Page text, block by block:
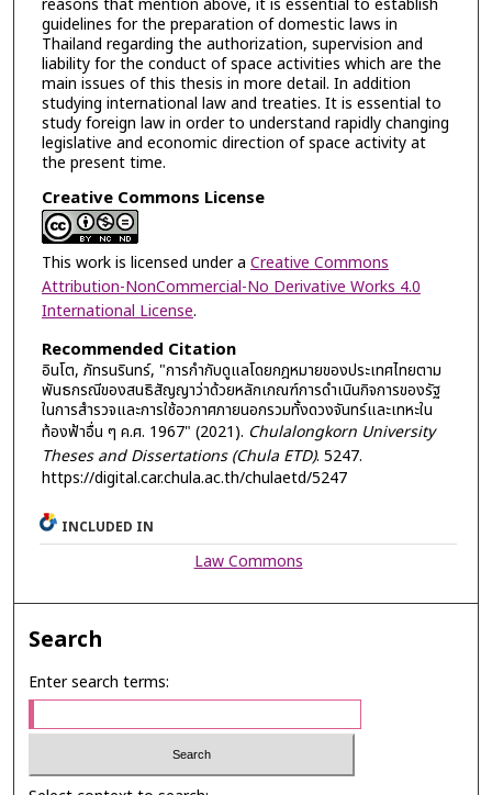
guidelines for the preparation of domestic laws in
Thailand regarding the authorization, supervision and
liability for the conduct of space activities which are the
main issues of this thesis in more detail. In addition
studying international law and treaties. It is essential to
study foreign law in order to understand rapidly changing
legislative and economic direction of space activity at
the present time.
Creative Commons License
This work is licensed under a Creative Commons
Attribution-NonCommercial-No Derivative Works 4.0
International License.
Recommended Citation
อินโต, ภัทรนรินทร์, "การกำกับดูแลโดยกฎหมายของประเทศไทยตาม
พันธกรณีของสนธิสัญญาว่าด้วยหลักเกณฑ์การดำเนินกิจการของรัฐ
ในการสำรวจและการใช้อวกาศภายนอกรวมทั้งดวงจันทร์และเทหะใน
ท้องฟ้าอื่น ๆ ค.ศ. 1967" (2021). Chulalongkorn University
Theses and Dissertations (Chula ETD). 5247.
https://digital.car.chula.ac.th/chulaetd/5247
INCLUDED IN
Law Commons
Search
Enter search terms: